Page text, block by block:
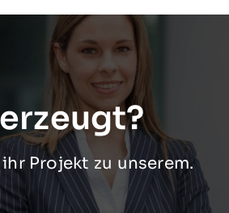
Projekt zu unserem.